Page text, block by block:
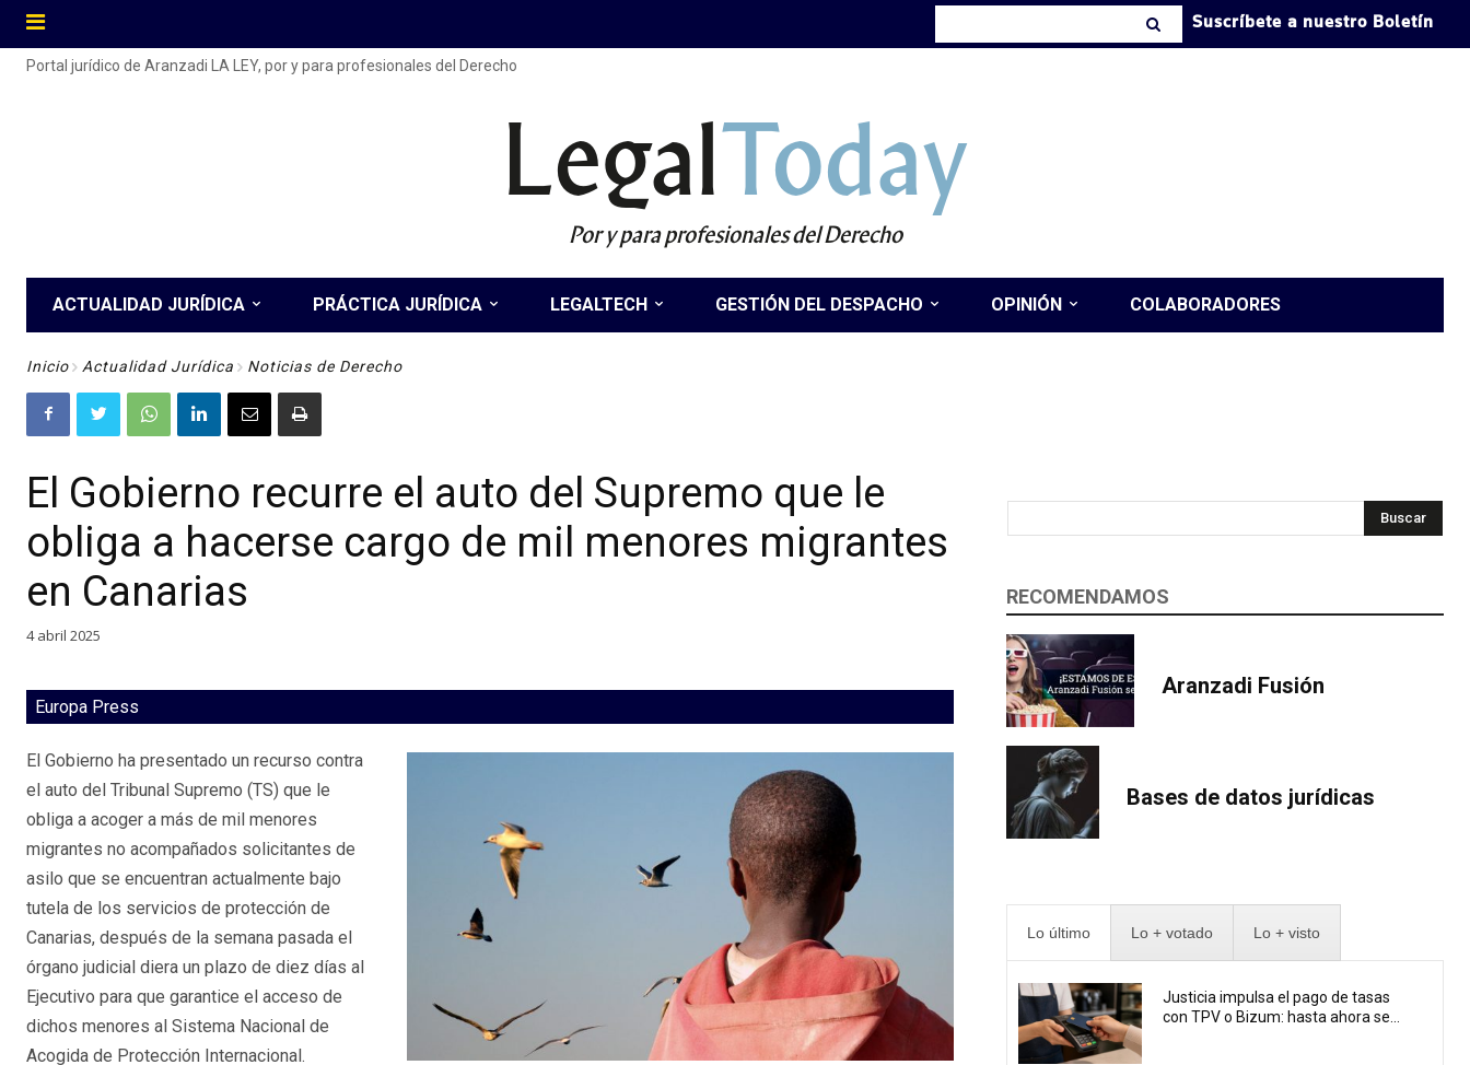
Suscríbete a nuestro Boletín
Portal jurídico de Aranzadi LA LEY, por y para profesionales del Derecho
LegalToday
Por y para profesionales del Derecho
ACTUALIDAD JURÍDICA PRÁCTICA JURÍDICA LEGALTECH GESTIÓN DEL DESPACHO OPINIÓN COLABORADORES
Inicio Actualidad Jurídica Noticias de Derecho
El Gobierno recurre el auto del Supremo que le
obliga a hacerse cargo de mil menores migrantes
en Canarias
4 abril 2025
Europa Press
El Gobierno ha presentado un recurso contra
el auto del Tribunal Supremo (TS) que le
obliga a acoger a más de mil menores
migrantes no acompañados solicitantes de
asilo que se encuentran actualmente bajo
tutela de los servicios de protección de
Canarias, después de la semana pasada el
órgano judicial diera un plazo de diez días al
Ejecutivo para que garantice el acceso de
dichos menores al Sistema Nacional de
Acogida de Protección Internacional.
Buscar
RECOMENDAMOS
Aranzadi Fusión
Bases de datos jurídicas
Lo último Lo + votado Lo + visto
Justicia impulsa el pago de tasas
con TPV o Bizum: hasta ahora se...